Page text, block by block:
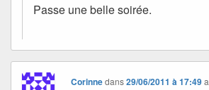
Passe une belle soirée.
Corinnedans29/06/2011 à 17:49